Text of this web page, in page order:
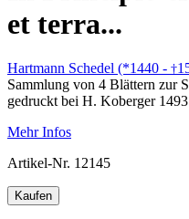
et terra...
Hartmann Schedel (*1440 - †
Sammlung von 4 Blättern zur
gedruckt bei H. Koberger
Mehr Infos
Artikel-Nr. 12145
Kaufen